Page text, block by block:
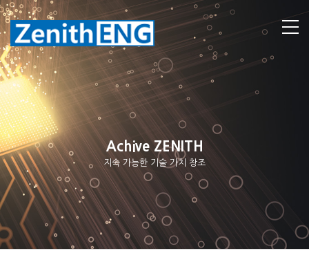
Achive ZENITH
지속 가능한 기술 가치 창조